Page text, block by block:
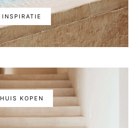
INSPIRATIE
HUIS KOPEN